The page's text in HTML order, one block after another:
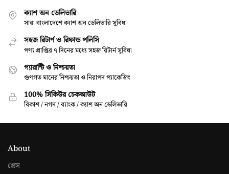
ক্যাশ অন ডেলিভারি
সারা বাংলাদেশে ক্যাশ অন ডেলিভারি সুবিধা
সহজ রিটার্ণ ও রিফান্ড পলিসি
পণ্য প্রাপ্তির ৭ দিনের মধ্যে সহজ রিটার্ন সুবিধা
গ্যারান্টি ও নিশ্চয়তা
গুণগত মানের নিশ্চয়তা ও নিরাপদ প্যাকেজিং
100% সিকিউর চেকআউট
বিকাশ / নগদ / ব্যাংক / ক্যাশ অন ডেলিভারি
About
প্রেস